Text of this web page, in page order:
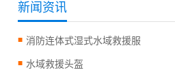
新闻资讯
消防连体式湿式水域救援服
水域救援头盔